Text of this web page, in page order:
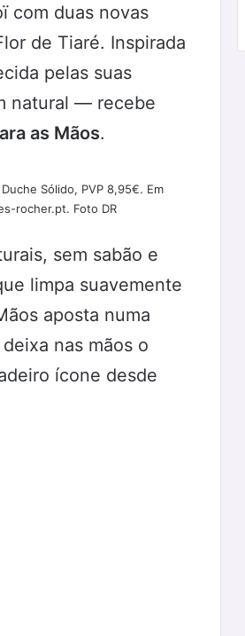
com duas novas
de Tiaré. Inspirada
pelas suas
natural — recebe
as Mãos.
Sólido, PVP 8,95€. Em
rocher.pt. Foto DR
sem sabão e
limpa suavemente
aposta numa
nas mãos o
ícone desde